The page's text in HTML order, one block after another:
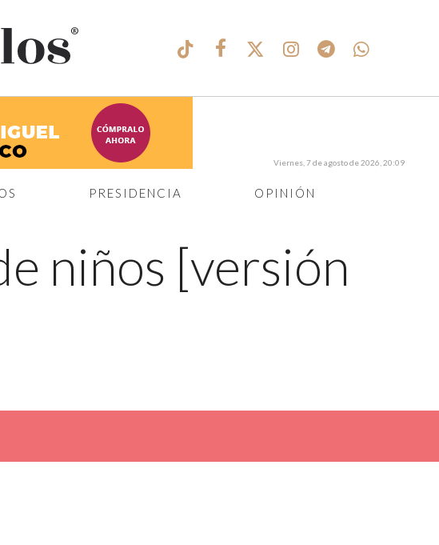
®
PRESIDENCIA OPINIÓN
Viernes, 7 de agosto de 2026, 20:09
niños [versión